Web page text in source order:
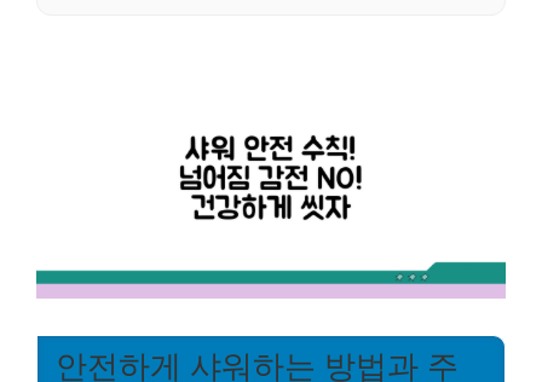
안전하게 샤워하는 방법과 주